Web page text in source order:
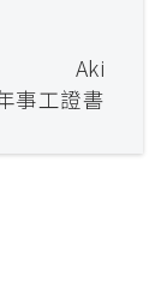
Aki
事工證書